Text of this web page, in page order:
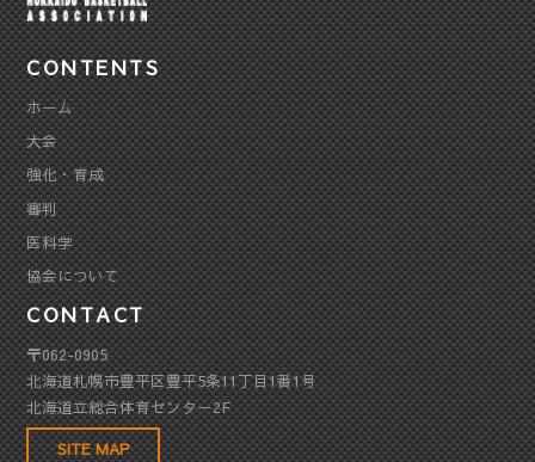
CONTENTS
ホーム
大会
強化・育成
審判
医科学
協会について
CONTACT
〒062-0905
北海道札幌市豊平区豊平5条11丁目1番1号
北海道立総合体育センター2F
SITE MAP